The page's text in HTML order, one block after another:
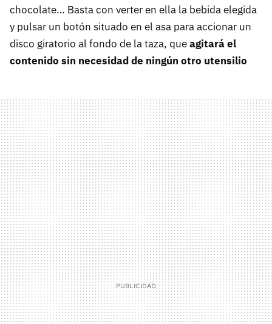
chocolate… Basta con verter en ella la bebida elegida
y pulsar un botón situado en el asa para accionar un
disco giratorio al fondo de la taza, queagitará el
contenido sin necesidad de ningún otro utensilio